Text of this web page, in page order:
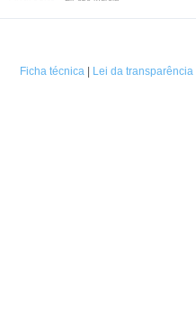
Ficha técnica| Lei da transparência|